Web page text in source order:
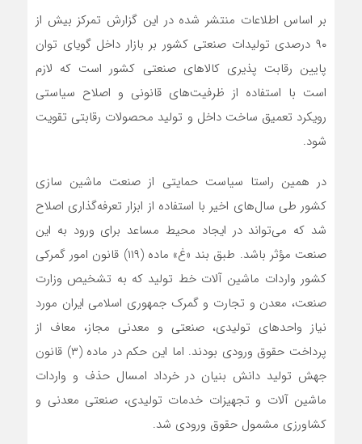
بر اساس اطلاعات منتشر شده در این گزارش تمرکز بیش از
۹۰ درصدی تولیدات صنعتی کشور بر بازار داخل گویای توان
پایین رقابت پذیری کالاهای صنعتی کشور است که لازم
است با استفاده از ظرفیت‌های قانونی و اصلاح سیاستی
رویکرد تعمیق ساخت داخل و تولید محصولات رقابتی تقویت
شود.
در همین راستا سیاست حمایتی از صنعت ماشین سازی
کشور طی سال‌های اخیر با استفاده از ابزار تعرفه‌گذاری اصلاح
شد که می‌تواند در ایجاد محیط مساعد برای ورود به این
صنعت مؤثر باشد. طبق بند «غ» ماده (۱۱۹) قانون امور گمرکی
کشور واردات ماشین آلات خط تولید که به تشخیص وزارت
صنعت، معدن و تجارت و گمرک جمهوری اسلامی ایران مورد
نیاز واحدهای تولیدی، صنعتی و معدنی مجاز، معاف از
پرداخت حقوق ورودی بودند. اما این حکم در ماده (۳) قانون
جهش تولید دانش بنیان در خرداد امسال حذف و واردات
ماشین آلات و تجهیزات خدمات تولیدی، صنعتی معدنی و
کشاورزی مشمول حقوق ورودی شد.